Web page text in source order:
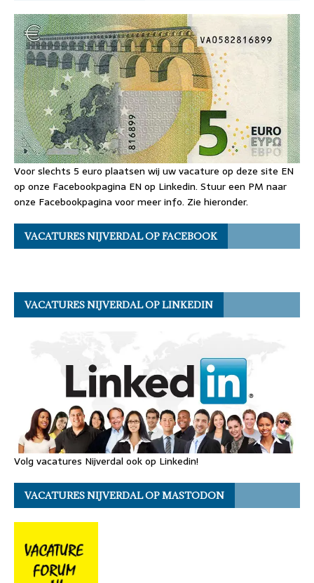
Voor slechts 5 euro plaatsen wij uw vacature op deze site EN
op onze Facebookpagina EN op Linkedin. Stuur een PM naar
onze Facebookpagina voor meer info. Zie hieronder.
VACATURES NIJVERDAL OP FACEBOOK
VACATURES NIJVERDAL OP LINKEDIN
Volg vacatures Nijverdal ook op Linkedin!
VACATURES NIJVERDAL OP MASTODON